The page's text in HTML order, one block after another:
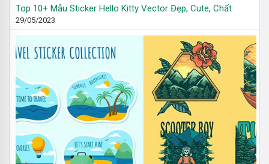
Top 10+ Mẫu Sticker Hello Kitty Vector Đẹp, Cute, Chất
29/05/2023